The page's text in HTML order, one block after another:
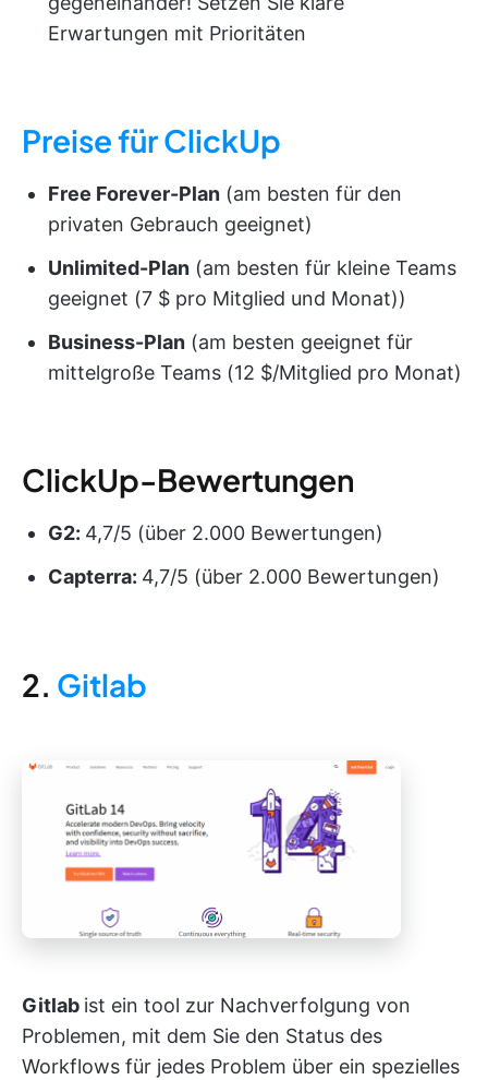
Erwartungen mit Prioritäten
Preise für ClickUp
Free Forever-Plan (am besten für den
privaten Gebrauch geeignet)
Unlimited-Plan (am besten für kleine Teams
geeignet (7 $ pro Mitglied und Monat))
Business-Plan (am besten geeignet für
mittelgroße Teams (12 $/Mitglied pro Monat)
ClickUp-Bewertungen
G2: 4,7/5 (über 2.000 Bewertungen)
Capterra: 4,7/5 (über 2.000 Bewertungen)
2. Gitlab
Gitlab ist ein tool zur Nachverfolgung von
Problemen, mit dem Sie den Status des
Workflows für jedes Problem über ein spezielles